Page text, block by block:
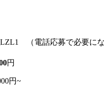
（電話応募で必要にな
円
円~